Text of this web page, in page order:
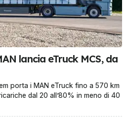
lancia eTruck MCS, da
porta i MAN eTruck fino a 570 km
dal 20 all’80% in meno di 40